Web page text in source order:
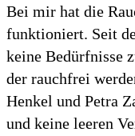
Bei mir hat die
funktioniert. Seit
keine Bedürfnisse
der rauchfrei
Henkel und Petra
und keine leeren